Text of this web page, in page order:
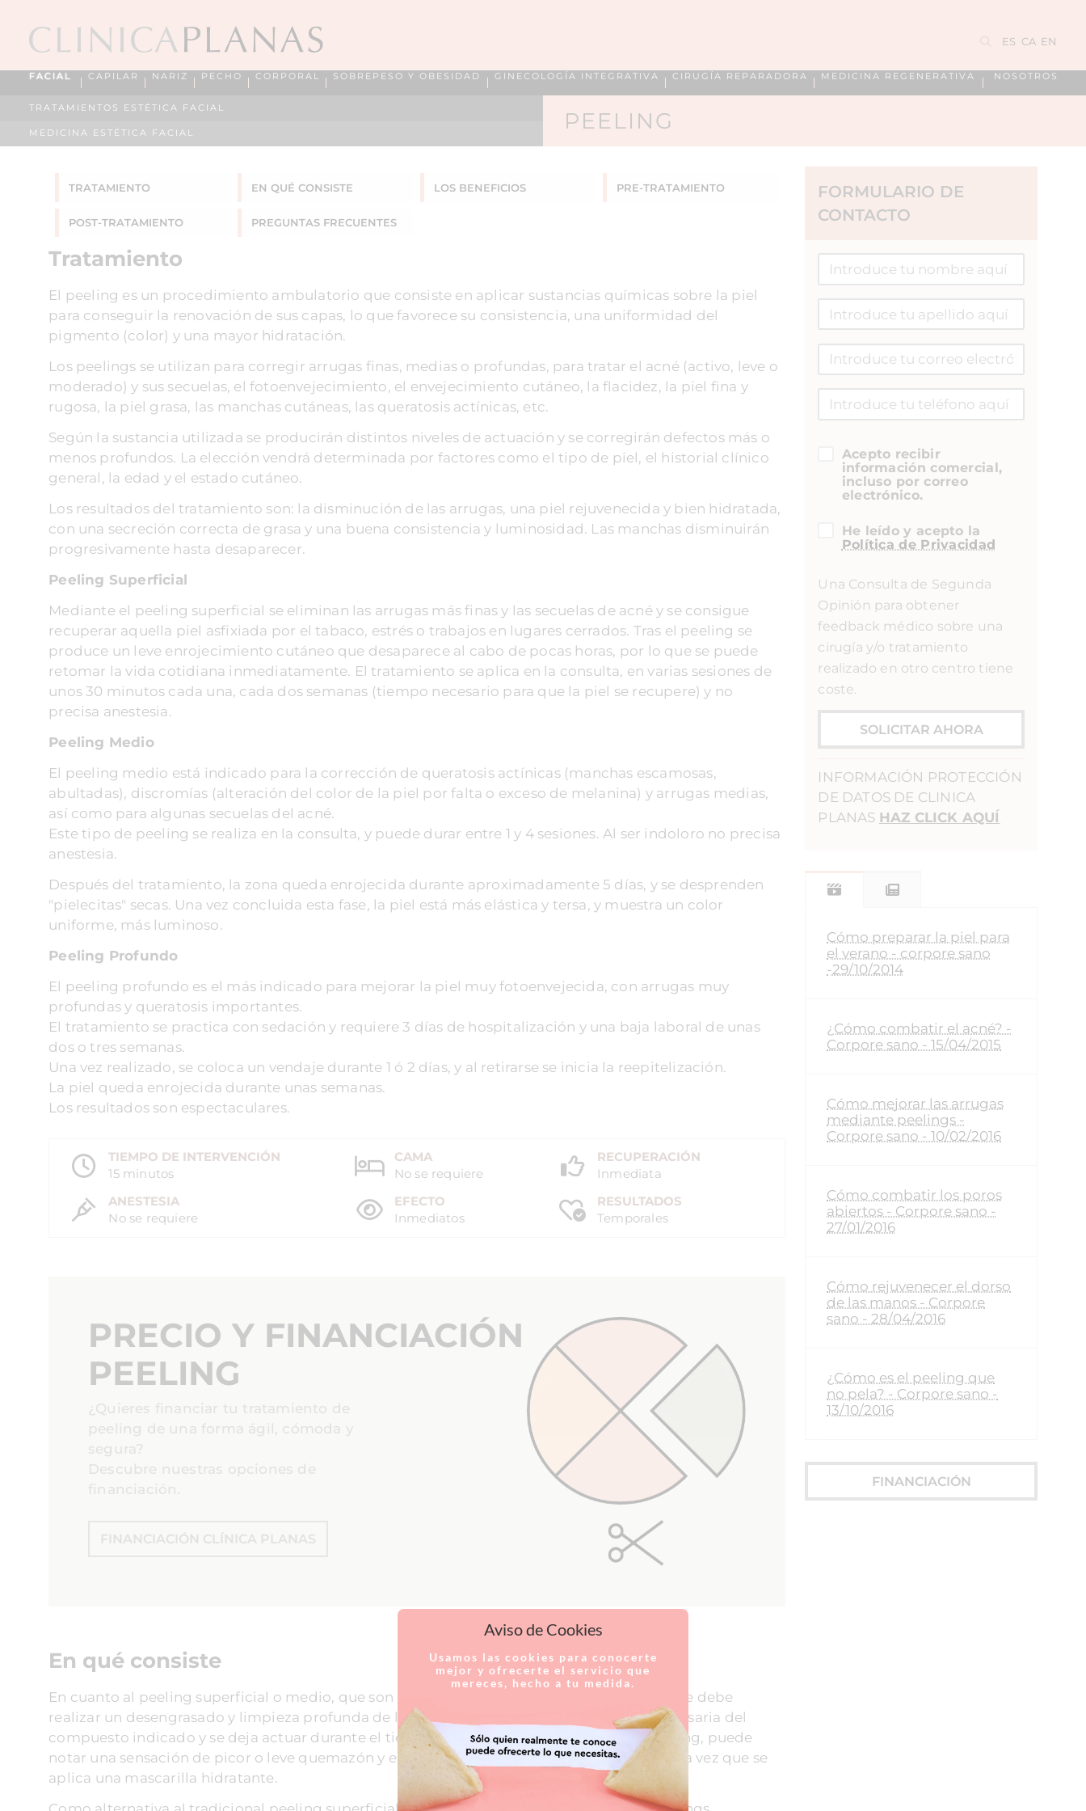
ES CA EN
FACIAL CAPILAR NARIZ PECHO CORPORAL SOBREPESO Y OBESIDAD GINECOLOGÍA INTEGRATIVA CIRUGÍA REPARADORA MEDICINA REGENERATIVA NOSOTROS
TRATAMIENTOS ESTÉTICA FACIAL
MEDICINA ESTÉTICA FACIAL PEELING
TRATAMIENTO EN QUÉ CONSISTE LOS BENEFICIOS PRE-TRATAMIENTO
POST-TRATAMIENTO PREGUNTAS FRECUENTES
Tratamiento
El peeling es un procedimiento ambulatorio que consiste en aplicar sustancias químicas sobre la piel
para conseguir la renovación de sus capas, lo que favorece su consistencia, una uniformidad del
pigmento (color) y una mayor hidratación.
Los peelings se utilizan para corregir arrugas finas, medias o profundas, para tratar el acné (activo, leve o
moderado) y sus secuelas, el fotoenvejecimiento, el envejecimiento cutáneo, la flacidez, la piel fina y
rugosa, la piel grasa, las manchas cutáneas, las queratosis actínicas, etc.
Según la sustancia utilizada se producirán distintos niveles de actuación y se corregirán defectos más o
menos profundos. La elección vendrá determinada por factores como el tipo de piel, el historial clínico
general, la edad y el estado cutáneo.
Los resultados del tratamiento son: la disminución de las arrugas, una piel rejuvenecida y bien hidratada,
con una secreción correcta de grasa y una buena consistencia y luminosidad. Las manchas disminuirán
progresivamente hasta desaparecer.
Peeling Superficial
Mediante el peeling superficial se eliminan las arrugas más finas y las secuelas de acné y se consigue
recuperar aquella piel asfixiada por el tabaco, estrés o trabajos en lugares cerrados. Tras el peeling se
produce un leve enrojecimiento cutáneo que desaparece al cabo de pocas horas, por lo que se puede
retomar la vida cotidiana inmediatamente. El tratamiento se aplica en la consulta, en varias sesiones de
unos 30 minutos cada una, cada dos semanas (tiempo necesario para que la piel se recupere) y no
precisa anestesia.
Peeling Medio
El peeling medio está indicado para la corrección de queratosis actínicas (manchas escamosas,
abultadas), discromías (alteración del color de la piel por falta o exceso de melanina) y arrugas medias,
así como para algunas secuelas del acné.
Este tipo de peeling se realiza en la consulta, y puede durar entre 1 y 4 sesiones. Al ser indoloro no precisa
anestesia.
Después del tratamiento, la zona queda enrojecida durante aproximadamente 5 días, y se desprenden
"pielecitas" secas. Una vez concluida esta fase, la piel está más elástica y tersa, y muestra un color
uniforme, más luminoso.
Peeling Profundo
El peeling profundo es el más indicado para mejorar la piel muy fotoenvejecida, con arrugas muy
profundas y queratosis importantes.
El tratamiento se practica con sedación y requiere 3 días de hospitalización y una baja laboral de unas
dos o tres semanas.
Una vez realizado, se coloca un vendaje durante 1 ó 2 días, y al retirarse se inicia la reepitelización.
La piel queda enrojecida durante unas semanas.
Los resultados son espectaculares.
TIEMPO DE INTERVENCIÓN
15 minutos
CAMA
No se requiere
RECUPERACIÓN
Inmediata
ANESTESIA
No se requiere
EFECTO
Inmediatos
RESULTADOS
Temporales
PRECIO Y FINANCIACIÓN
PEELING
¿Quieres financiar tu tratamiento de
peeling de una forma ágil, cómoda y
segura?
Descubre nuestras opciones de
financiación.
FINANCIACIÓN CLÍNICA PLANAS
En qué consiste
En cuanto al peeling superficial o medio, que son los que se practican con más asiduidad, se debe
realizar un desengrasado y limpieza profunda de la piel. Después se aplica la cantidad necesaria del
compuesto indicado y se deja actuar durante el tiempo preciso. Depende del tipo de peeling, puede
notar una sensación de picor o leve quemazón y enrojecimiento que irá desapareciendo a la vez que se
aplica una mascarilla hidratante.
FORMULARIO DE
CONTACTO
Acepto recibir
información comercial,
incluso por correo
electrónico.
He leído y acepto la
Política de Privacidad
Una Consulta de Segunda
Opinión para obtener
feedback médico sobre una
cirugía y/o tratamiento
realizado en otro centro tiene
coste.
SOLICITAR AHORA
INFORMACIÓN PROTECCIÓN
DE DATOS DE CLINICA
PLANAS HAZ CLICK AQUÍ
Cómo preparar la piel para
el verano - corpore sano
-29/10/2014
¿Cómo combatir el acné? -
Corpore sano - 15/04/2015
Cómo mejorar las arrugas
mediante peelings -
Corpore sano - 10/02/2016
Cómo combatir los poros
abiertos - Corpore sano -
27/01/2016
Cómo rejuvenecer el dorso
de las manos - Corpore
sano - 28/04/2016
¿Cómo es el peeling que
no pela? - Corpore sano -
13/10/2016
FINANCIACIÓN
Aviso de Cookies
Usamos las cookies para conocerte
mejor y ofrecerte el servicio que
mereces, hecho a tu medida.